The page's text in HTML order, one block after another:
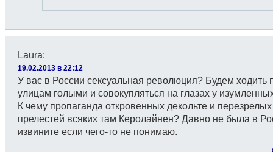
Laura:
19.02.2013 в 22:12
У вас в России сексуальная революция? Будем ходить
улицам голыми и совокупляться на глазах у
К чему пропаганда откровенных декольте и перезрелых
прелестей всяких там Керолайнен? Давно не была в
извините если чего-то не понимаю.